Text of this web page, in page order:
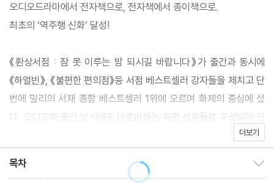
오디오드라마에서 전자책으로, 전자책에서 종이책으로.
최초의 ‘역주행 신화’ 달성!
《환상서점 : 잠 못 이루는 밤 되시길 바랍니다》가 출간과 동시에
《하얼빈》, 《불편한 편의점》등 서점 베스트셀러 강자들을 제치고 단
번에 밀리의 서재 종합 베스트셀러 1위에 오르며 화제의 중심에 섰
다. 오디오북 출간 당시에도 내로라하는 유명 성우들로 구성되어 전
에 없던 독자들의 뜨거운 반응으로 장시간 베스트셀러 1위를 기록했
이 책은 오디오북 <환상서점>을 원작으로 하여, 서점주인이 들려주
더보기
목차